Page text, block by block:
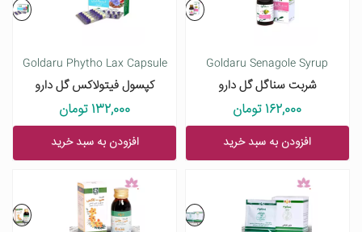
Goldaru Senagole Syrup
شربت سناگل گل دارو
162,000 تومان
افزودن به سبد خرید
Goldaru Phytho Lax Capsule
کپسول فیتولاکس گل دارو
132,000 تومان
افزودن به سبد خرید